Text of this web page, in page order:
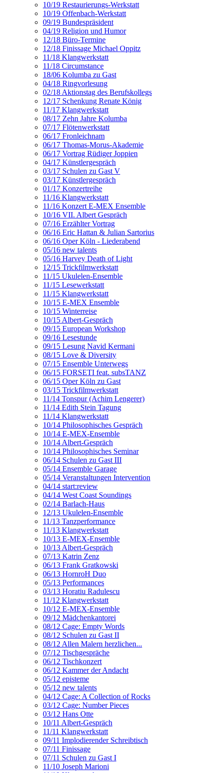
10/19 Restaurierungs-Werkstatt
10/19 Offenbach-Werkstatt
09/19 Bundespräsident
04/19 Religion und Humor
12/18 Büro-Termine
12/18 Finissage Michael Oppitz
11/18 Klangwerkstatt
11/18 Circumstance
18/06 Kolumba zu Gast
04/18 Ringvorlesung
02/18 Aktionstag des Berufskollegs
12/17 Schenkung Renate König
11/17 Klangwerkstatt
08/17 Zehn Jahre Kolumba
07/17 Flötenwerkstatt
06/17 Fronleichnam
06/17 Thomas-Morus-Akademie
06/17 Vortrag Rüdiger Joppien
04/17 Künstlergespräch
03/17 Schulen zu Gast V
03/17 Künstlergespräch
01/17 Konzertreihe
11/16 Klangwerkstatt
11/16 Konzert E-MEX Ensemble
10/16 VII. Albert Gespräch
07/16 Erzählter Vortrag
06/16 Eric Hattan & Julian Sartorius
06/16 Oper Köln - Liederabend
05/16 new talents
05/16 Harvey Death of Light
12/15 Trickfilmwerkstatt
11/15 Ukulelen-Ensemble
11/15 Lesewerkstatt
11/15 Klangwerkstatt
10/15 E-MEX Ensemble
10/15 Winterreise
10/15 Albert-Gespräch
09/15 European Workshop
09/16 Lesestunde
09/15 Lesung Navid Kermani
08/15 Love & Diversity
07/15 Ensemble Unterwegs
06/15 FORSETI feat. subsTANZ
06/15 Oper Köln zu Gast
03/15 Trickfilmwerkstatt
11/14 Tonspur (Achim Lengerer)
11/14 Edith Stein Tagung
11/14 Klangwerkstatt
10/14 Philosophisches Gespräch
10/14 E-MEX-Ensemble
10/14 Albert-Gespräch
10/14 Philosophisches Seminar
06/14 Schulen zu Gast III
05/14 Ensemble Garage
05/14 Veranstaltungen Intervention
04/14 start:review
04/14 West Coast Soundings
02/14 Barlach-Haus
12/13 Ukulelen-Ensemble
11/13 Tanzperformance
11/13 Klangwerkstatt
10/13 E-MEX-Ensemble
10/13 Albert-Gespräch
07/13 Katrin Zenz
06/13 Frank Gratkowski
06/13 HornroH Duo
05/13 Performances
03/13 Horatiu Radulescu
11/12 Klangwerkstatt
10/12 E-MEX-Ensemble
09/12 Mädchenkantorei
08/12 Cage: Empty Words
08/12 Schulen zu Gast II
08/12 Allen Malern herzlichen...
07/12 Tischgespräche
06/12 Tischkonzert
06/12 Kammer der Andacht
05/12 episteme
05/12 new talents
04/12 Cage: A Collection of Rocks
03/12 Cage: Number Pieces
03/12 Hans Otte
10/11 Albert-Gespräch
11/11 Klangwerkstatt
09/11 Implodierender Schreibtisch
07/11 Finissage
07/11 Schulen zu Gast I
11/10 Joseph Marioni